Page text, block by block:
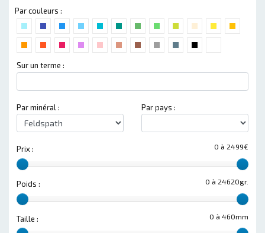
Par couleurs :
Sur un terme :
Par minéral : Par pays :
0 à 2499€
Prix :
0 à 24620gr.
Poids :
0 à 460mm
Taille :